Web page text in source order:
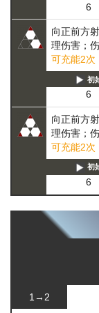
6
向正前方
理伤害；
可充能2次
初
6
向正前方
理伤害；
可充能2次
初
6
1→2